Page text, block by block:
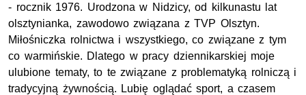
- rocznik 1976. Urodzona w Nidzicy, od kilkunastu lat
olsztynianka, zawodowo związana z TVP Olsztyn.
Miłośniczka rolnictwa i wszystkiego, co związane z tym
co warmińskie. Dlatego w pracy dziennikarskiej moje
ulubione tematy, to te związane z problematyką rolniczą i
tradycyjną żywnością. Lubię oglądać sport, a czasem